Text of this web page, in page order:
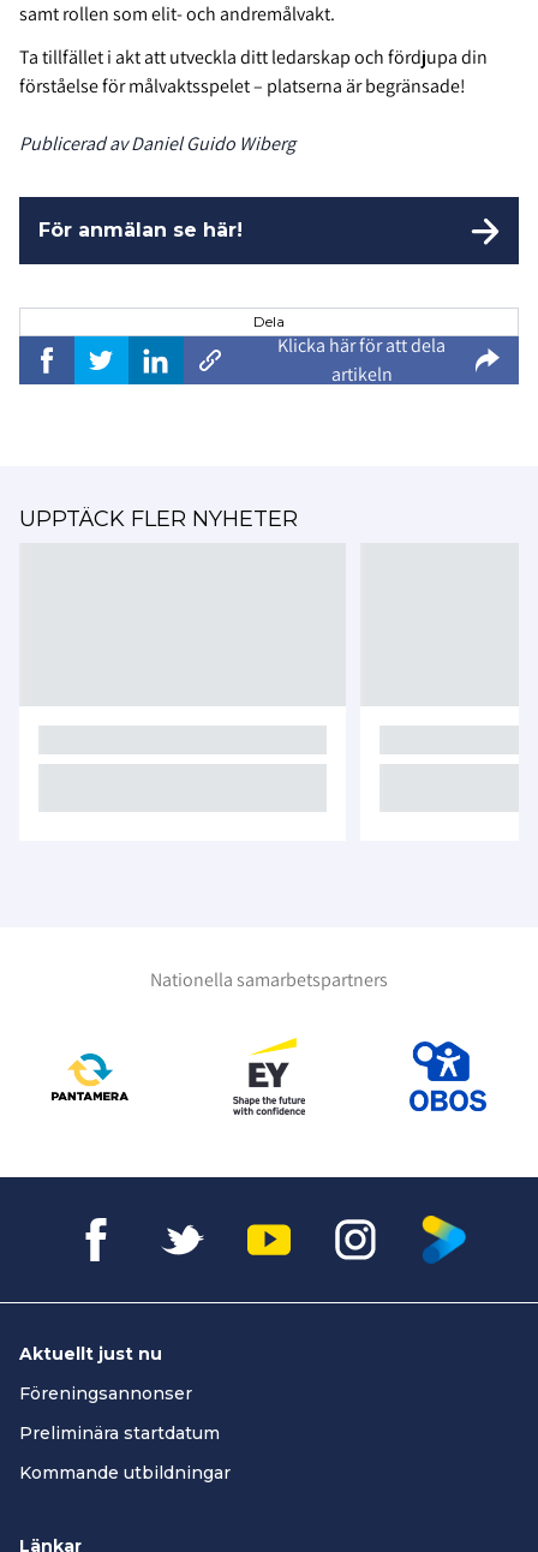
samt rollen som elit- och andremålvakt.
Ta tillfället i akt att utveckla ditt ledarskap och fördjupa din
förståelse för målvaktsspelet – platserna är begränsade!
Publicerad av Daniel Guido Wiberg
För anmälan se här!
Dela
Klicka här för att dela
artikeln
UPPTÄCK FLER NYHETER
Nationella samarbetspartners
Aktuellt just nu
Föreningsannonser
Preliminära startdatum
Kommande utbildningar
Länkar